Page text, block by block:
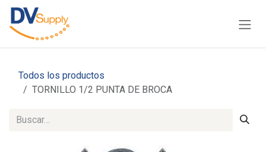
Ir al contenido
Todos los productos
TORNILLO 1/2 PUNTA DE BROCA